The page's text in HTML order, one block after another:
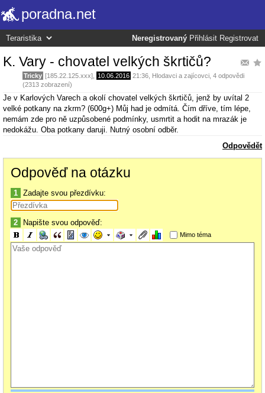
poradna.net
Neregistrovaný Přihlásit Registrovat
K. Vary - chovatel velkých škrtičů?
Tricky [185.22.125.xxx], 10.06.2016 21:36 Hlodavci a zajícovci , 4 odpovědi
(2313 zobrazení)
Je v Karlových Varech a okolí chovatel velkých škrtičů, jenž by uvítal 2
velké potkany na zkrm? (600g+) Můj had je odmítá. Čím dříve, tím lépe,
nemám zde pro ně uzpůsobené podmínky, usmrtit a hodit na mrazák je
nedokážu. Oba potkany daruji. Nutný osobní odběr.
Odpovědět
Odpověď na otázku
1 Zadajte svou přezdívku:
2 Napište svou odpověď:
Mimo téma